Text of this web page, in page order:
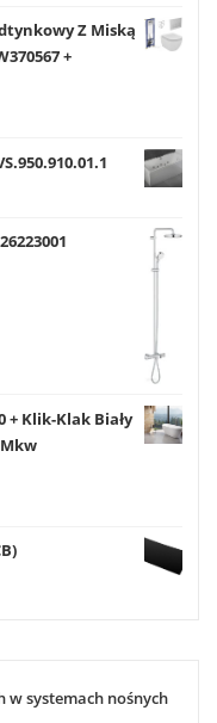
Z Miską
+
+ Klik-Klak Biały
systemach nośnych